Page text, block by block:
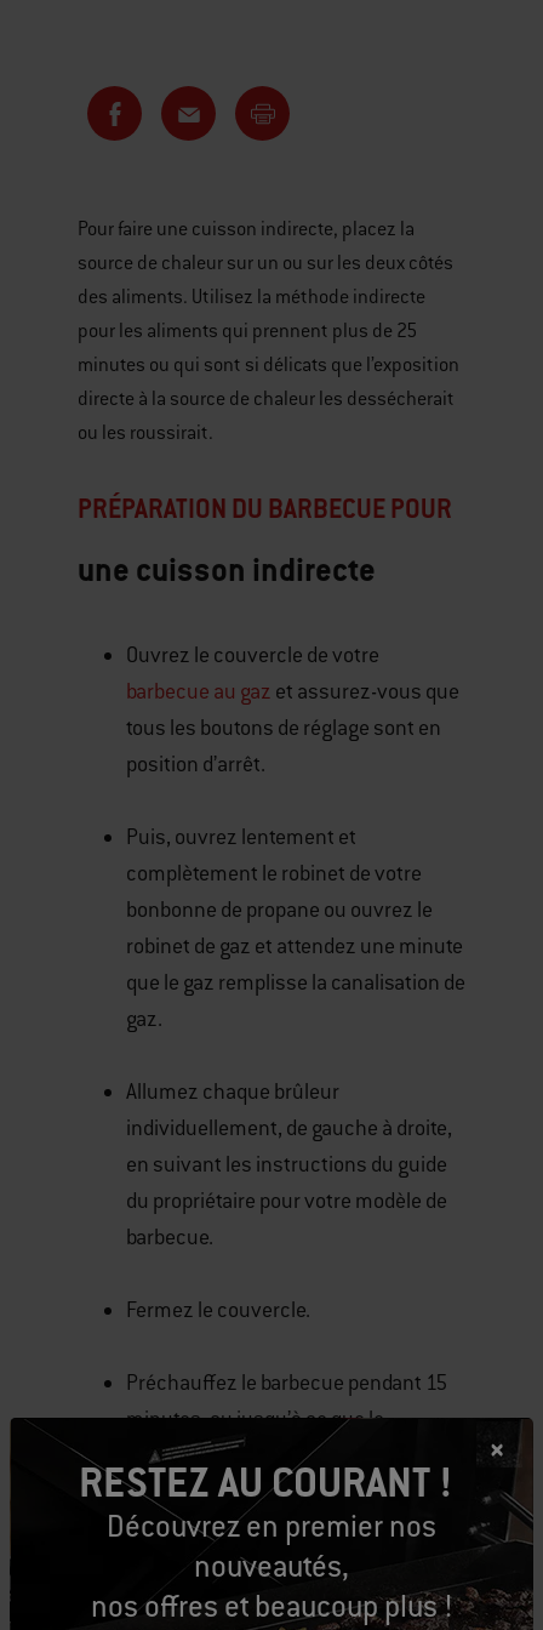
Pour faire une cuisson indirecte, placez la
source de chaleur sur un ou sur les deux côtés
des aliments. Utilisez la méthode indirecte
pour les aliments qui prennent plus de 25
minutes ou qui sont si délicats que l’exposition
directe à la source de chaleur les dessécherait
ou les roussirait.
PRÉPARATION DU BARBECUE POUR
une cuisson indirecte
Ouvrez le couvercle de votre
barbecue au gaz et assurez-vous que
tous les boutons de réglage sont en
position d’arrêt.
Puis, ouvrez lentement et
complètement le robinet de votre
bonbonne de propane ou ouvrez le
robinet de gaz et attendez une minute
que le gaz remplisse la canalisation de
gaz.
Allumez chaque brûleur
individuellement, de gauche à droite,
en suivant les instructions du guide
du propriétaire pour votre modèle de
barbecue.
Fermez le couvercle.
Préchauffez le barbecue pendant 15
minutes, ou jusqu’à ce que le
thermomètre du barbecue indique
500 à 550 °F.
Brossez les grilles de cuisson à l’aide
d’une brosse à barbecue en acier
RESTEZ AU COURANT !
Découvrez en premier nos
nouveautés,
nos offres et beaucoup plus !